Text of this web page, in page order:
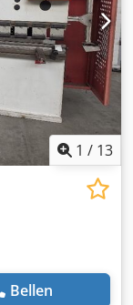
CNC
mm Gewicht:
1 / 13
Bellen